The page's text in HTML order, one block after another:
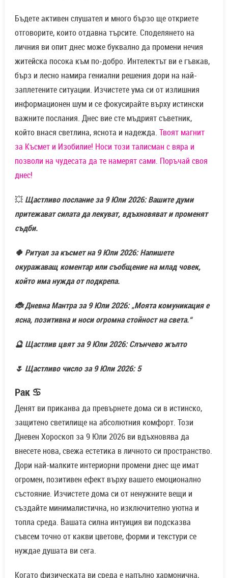
Бъдете активен слушател и много бързо ще откриете
отговорите, които отдавна търсите. Споделянето на
личния ви опит днес може буквално да промени нечия
житейска посока към по-добро. Интелектът ви е гъвкав,
бърз и лесно намира гениални решения дори на най-
заплетените ситуации. Изчистете ума си от излишния
информационен шум и се фокусирайте върху истински
важните послания. Днес вие сте мъдрият съветник,
който внася светлина, яснота и надежда. Твоят магнит
за Късмет и Изобилие! Носи този талисман с вяра и
позволи на чудесата да те намерят сами. Поръчай своя
днес!
💥 Щастливо послание за 9 Юли 2026: Вашите думи
притежават силата да лекуват, вдъхновяват и променят
съдби.
🍀 Ритуал за късмет на 9 Юли 2026: Напишете
окуражаващ коментар или съобщение на млад човек,
който има нужда от подкрепа.
🐞 Дневна Мантра за 9 Юли 2026: „Моята комуникация е
ясна, позитивна и носи огромна стойност на света.“
🔮 Щастлив цвят за 9 Юли 2026: Слънчево жълто
🌷 Щастливо число за 9 Юли 2026: 5
Рак ♋
Денят ви приканва да превърнете дома си в истинско,
защитено светилище на абсолютния комфорт. Този
Дневен Хороскоп за 9 Юли 2026 ви вдъхновява да
внесете нова, свежа естетика в личното си пространство.
Дори най-малките интериорни промени днес ще имат
огромен, позитивен ефект върху вашето емоционално
състояние. Изчистете дома си от ненужните вещи и
създайте минималистична, но изключително уютна и
топла среда. Вашата силна интуиция ви подсказва
съвсем точно от какви цветове, форми и текстури се
нуждае душата ви сега.
Когато физическата ви среда е напълно хармонична,